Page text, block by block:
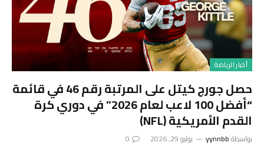
أخبار الرياضة
حصل جورج كيتل على المرتبة رقم 46 في قائمة
“أفضل 100 لاعب لعام 2026” في دوري كرة
القدم الأمريكية (NFL)
بواسطةyynnbb يوليو 29, 2026 0